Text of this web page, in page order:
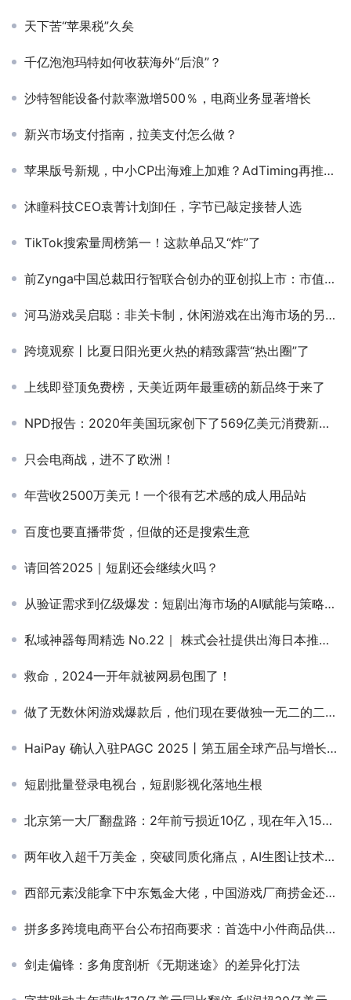
天下苦“苹果税”久矣
千亿泡泡玛特如何收获海外“后浪”？
沙特智能设备付款率激增500％，电商业务显著增长
新兴市场支付指南，拉美支付怎么做？
苹果版号新规，中小CP出海难上加难？AdTiming再推优质出海扶持项目
沐瞳科技CEO袁菁计划卸任，字节已敲定接替人选
TikTok搜索量周榜第一！这款单品又“炸”了
前Zynga中国总裁田行智联合创办的亚创拟上市：市值25亿美元 公司PPT曝光
河马游戏吴启聪：非关卡制，休闲游戏在出海市场的另一种可能
跨境观察丨比夏日阳光更火热的精致露营“热出圈”了
上线即登顶免费榜，天美近两年最重磅的新品终于来了
NPD报告：2020年美国玩家创下了569亿美元消费新纪录根据NPD市场调查的最新报告，2020年美国在电子游戏上的支出创下了569亿美元的新纪录，与2019年相比增长了27%。在硬件上的支出达到了2011年以
只会电商战，进不了欧洲！
年营收2500万美元！一个很有艺术感的成人用品站
百度也要直播带货，但做的还是搜索生意
请回答2025｜短剧还会继续火吗？
从验证需求到亿级爆发：短剧出海市场的AI赋能与策略演变
私域神器每周精选 No.22｜ 株式会社提供出海日本推广服务 手游新品寻海外发行
救命，2024一开年就被网易包围了！
做了无数休闲游戏爆款后，他们现在要做独一无二的二次元联机竞技游戏
HaiPay 确认入驻PAGC 2025丨第五届全球产品与增长展会！
短剧批量登录电视台，短剧影视化落地生根
北京第一大厂翻盘路：2年前亏损近10亿，现在年入150亿
两年收入超千万美金，突破同质化痛点，AI生图让技术秒变艺术
西部元素没能拿下中东氪金大佬，中国游戏厂商捞金还要再动脑筋
拼多多跨境电商平台公布招商要求：首选中小件商品供应商
剑走偏锋：多角度剖析《无期迷途》的差异化打法